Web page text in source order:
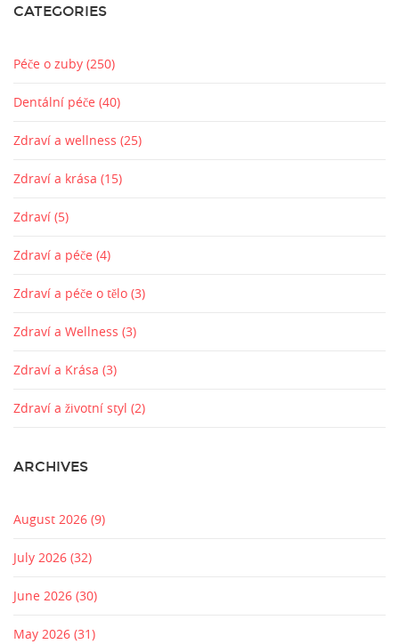
CATEGORIES
Péče o zuby (250)
Dentální péče (40)
Zdraví a wellness (25)
Zdraví a krása (15)
Zdraví (5)
Zdraví a péče (4)
Zdraví a péče o tělo (3)
Zdraví a Wellness (3)
Zdraví a Krása (3)
Zdraví a životní styl (2)
ARCHIVES
August 2026 (9)
July 2026 (32)
June 2026 (30)
May 2026 (31)